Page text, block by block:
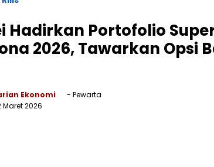
Hadirkan Portofolio
2026, Tawarkan Opsi
Ekonomi
- Pewarta
Maret 2026